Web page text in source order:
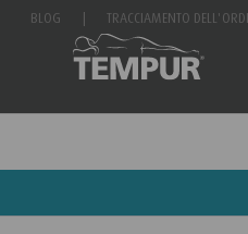
BLOG TRACCIAMENTO